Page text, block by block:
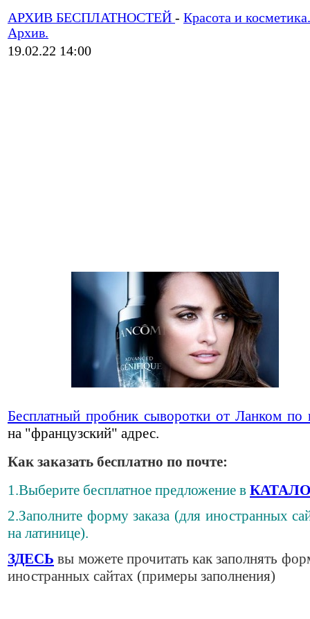
АРХИВ БЕСПЛАТНОСТЕЙ - Красота и косметика.
Архив.
19.02.22 14:00
Бесплатный пробник сыворотки от Ланком по
на "французский" адрес.
Как заказать бесплатно по почте:
1.Выберите бесплатное предложение в
2.Заполните форму заказа (для иностранных
на латинице).
ЗДЕСЬ вы можете прочитать как заполнять
иностранных сайтах (примеры заполнения)